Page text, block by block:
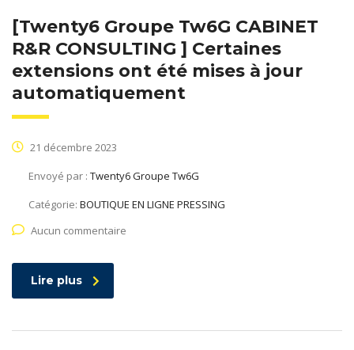
[Twenty6 Groupe Tw6G CABINET
R&R CONSULTING ] Certaines
extensions ont été mises à jour
automatiquement
21 décembre 2023
Envoyé par : Twenty6 Groupe Tw6G
Catégorie: BOUTIQUE EN LIGNE PRESSING
Aucun commentaire
Lire plus